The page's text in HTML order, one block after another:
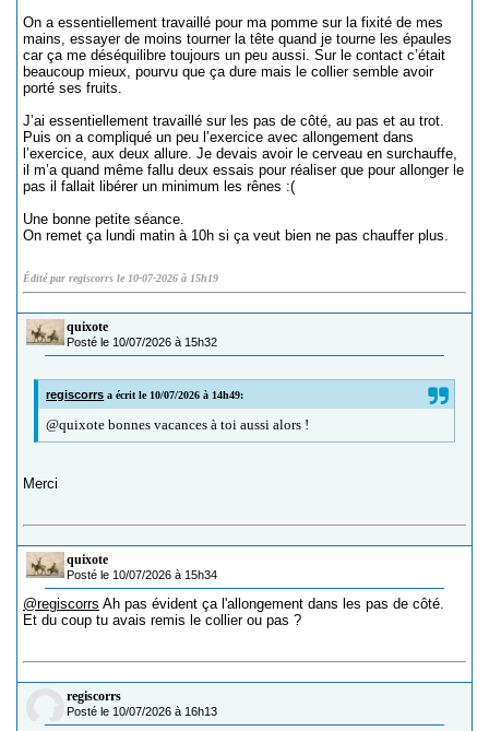
On a essentiellement travaillé pour ma pomme sur la fixité de mes
mains, essayer de moins tourner la tête quand je tourne les épaules
car ça me déséquilibre toujours un peu aussi. Sur le contact c’était
beaucoup mieux, pourvu que ça dure mais le collier semble avoir
porté ses fruits.
J’ai essentiellement travaillé sur les pas de côté, au pas et au trot.
Puis on a compliqué un peu l’exercice avec allongement dans
l’exercice, aux deux allure. Je devais avoir le cerveau en surchauffe,
il m’a quand même fallu deux essais pour réaliser que pour allonger le
pas il fallait libérer un minimum les rênes :(
Une bonne petite séance.
On remet ça lundi matin à 10h si ça veut bien ne pas chauffer plus.
Édité par regiscorrs le 10-07-2026 à 15h19
quixote
Posté le 10/07/2026 à 15h32
regiscorrs a écrit le 10/07/2026 à 14h49:
@quixote bonnes vacances à toi aussi alors !
Merci
quixote
Posté le 10/07/2026 à 15h34
@regiscorrs Ah pas évident ça l'allongement dans les pas de côté.
Et du coup tu avais remis le collier ou pas ?
regiscorrs
Posté le 10/07/2026 à 16h13